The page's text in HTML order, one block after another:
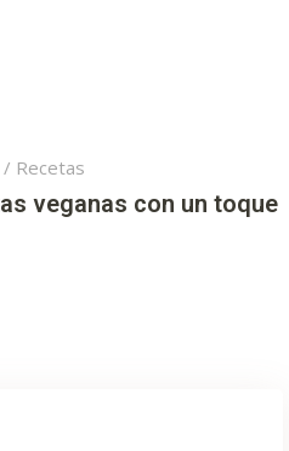
/ Recetas
veganas con un toque